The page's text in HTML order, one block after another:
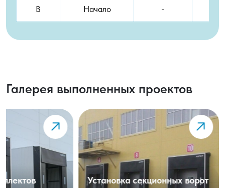
B Начало -
Галерея выполненных проектов
Установка комплектов
Установка